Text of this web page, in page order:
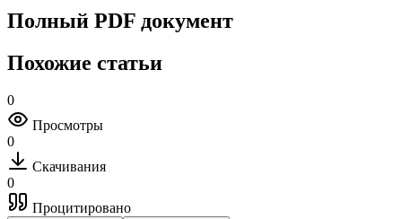
Полный PDF документ
Похожие статьи
0
Просмотры
0
Скачивания
0
Процитировано